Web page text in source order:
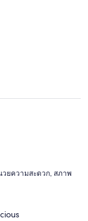
ยความสะดวก, สภาพ